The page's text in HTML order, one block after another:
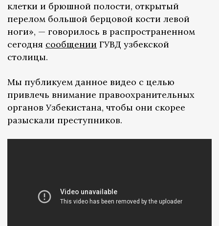
клетки и брюшной полости, открытый
перелом большой берцовой кости левой
ноги», — говорилось в распространенном
сегодня сообщении ГУВД узбекской
столицы.
Мы публикуем данное видео с целью
привлечь внимание правоохранительных
органов Узбекистана, чтобы они скорее
разыскали преступников.